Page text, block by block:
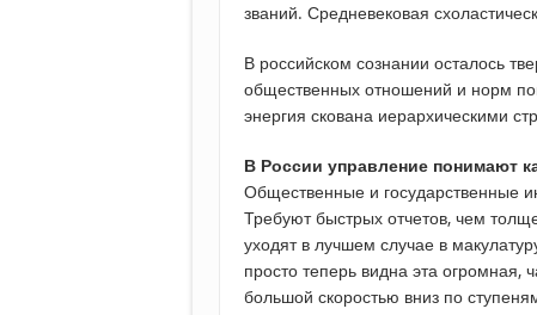
званий. Средневековая
В российском сознании осталось
общественных отношений и норм
энергия скована иерархическими
В России управление понимают
Общественные и государственные
Требуют быстрых отчетов, чем
уходят в лучшем случае в
просто теперь видна эта огромная,
большой скоростью вниз по